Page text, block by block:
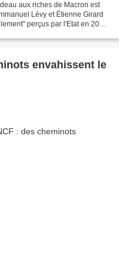
aux riches de Macron est
Lévy et Étienne Girard
perçus par l'Etat en 2017
envahissent le